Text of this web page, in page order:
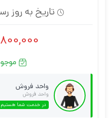
تاریخ به روز
واحد فروش
واحد فروش
در خدمت شما هستیم